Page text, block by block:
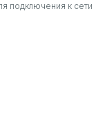
подключения к сети